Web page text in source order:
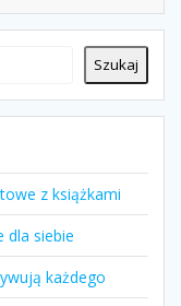
Szukaj
z książkami
dla siebie
każdego